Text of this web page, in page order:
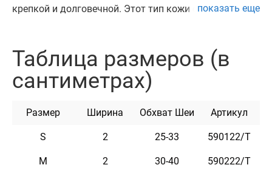
крепкой и долговечной. Этот тип кожи обычно
воском. Ее главные плюсы – это пластичность,
мягкость и уникальный вид. Кожа "Crazy Horse" -
специально подобранной высококачественной
фурнитурой придает изделиям винтажный внешний
показать еще
Таблица размеров (в
сантиметрах)
Размер Ширина Обхват Шеи Артикул
S 2 25-33 590122/Т
M 2 30-40 590222/Т